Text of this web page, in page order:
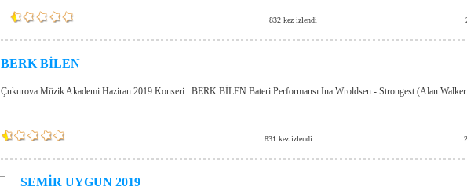
832 kez izlendi
BERK BİLEN
Çukurova Müzik Akademi Haziran 2019 Konseri . BERK BİLEN Bateri Performansı.Ina Wroldsen - Strongest (Alan
831 kez izlendi
SEMİR UYGUN 2019